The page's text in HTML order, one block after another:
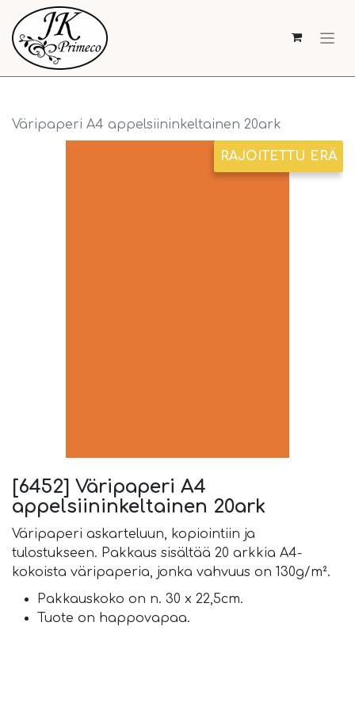
Väripaperi A4 appelsiininkeltainen 20ark
RAJOITETTU ERÄ
[6452] Väripaperi A4
appelsiininkeltainen 20ark
Väripaperi askarteluun, kopiointiin ja
tulostukseen. Pakkaus sisältää 20 arkkia A4-
kokoista väripaperia, jonka vahvuus on 130g/m².
Pakkauskoko on n. 30 x 22,5cm.
Tuote on happovapaa.